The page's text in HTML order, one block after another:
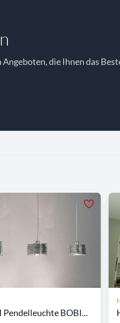
die Ihnen das
Pendelleuchte BOBI...